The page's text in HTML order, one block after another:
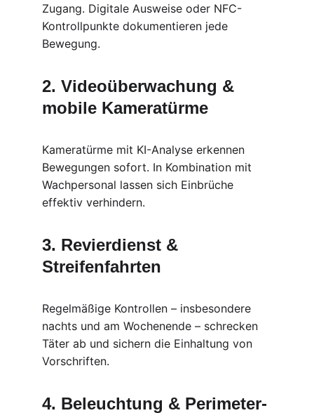
Zugang. Digitale Ausweise oder NFC-
Kontrollpunkte dokumentieren jede
Bewegung.
2. Videoüberwachung &
mobile Kameratürme
Kameratürme mit KI-Analyse erkennen
Bewegungen sofort. In Kombination mit
Wachpersonal lassen sich Einbrüche
effektiv verhindern.
3. Revierdienst &
Streifenfahrten
Regelmäßige Kontrollen – insbesondere
nachts und am Wochenende – schrecken
Täter ab und sichern die Einhaltung von
Vorschriften.
4. Beleuchtung & Perimeter-